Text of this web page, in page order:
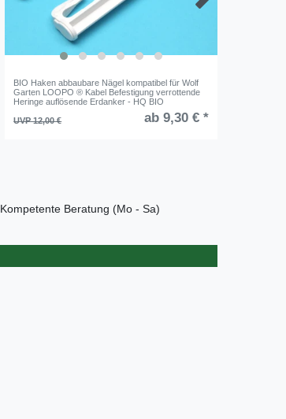
BIO Haken abbaubare Nägel kompatibel für Wolf
Garten LOOPO ® Kabel Befestigung verrottende
Heringe auflösende Erdanker - HQ BIO
UVP 12,00 €
ab 9,30 € *
Kompetente Beratung (Mo - Sa)